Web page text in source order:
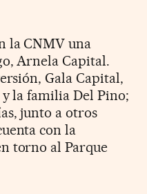
la CNMV una
Arnela Capital.
Gala Capital,
la familia Del Pino;
junto a otros
con la
torno al Parque